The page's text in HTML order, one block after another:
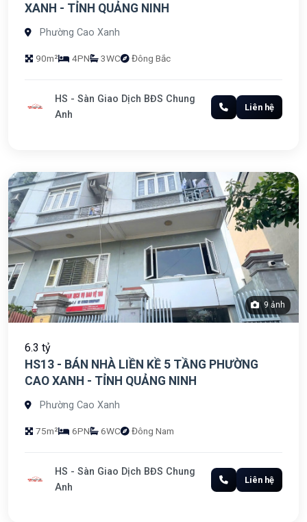
XANH - TỈNH QUẢNG NINH
Phường Cao Xanh
90m² 4PN 3WC Đông Bắc
HS - Sàn Giao Dịch BĐS Chung
Anh
Liên hệ
9 ảnh
6.3 tỷ
HS13 - BÁN NHÀ LIỀN KỀ 5 TẦNG PHƯỜNG
CAO XANH - TỈNH QUẢNG NINH
Phường Cao Xanh
75m² 6PN 6WC Đông Nam
HS - Sàn Giao Dịch BĐS Chung
Anh
Liên hệ